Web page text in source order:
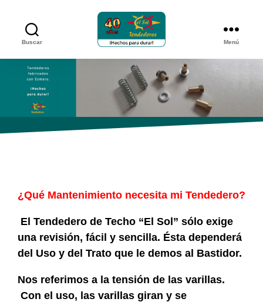
Buscar
el
sol
Menú
¿Qué Mantenimiento necesita mi Tendedero?
El Tendedero de Techo “El Sol” sólo exige
una revisión, fácil y sencilla. Ésta dependerá
del Uso y del Trato que le demos al Bastidor.
Nos referimos a la tensión de las varillas.
Con el uso, las varillas giran y se